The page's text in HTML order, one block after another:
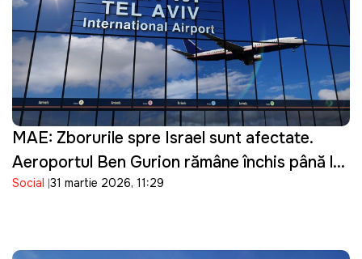
MAE: Zborurile spre Israel sunt afectate.
Aeroportul Ben Gurion rămâne închis până la
16 aprilie
Social 31 martie 2026, 11:29